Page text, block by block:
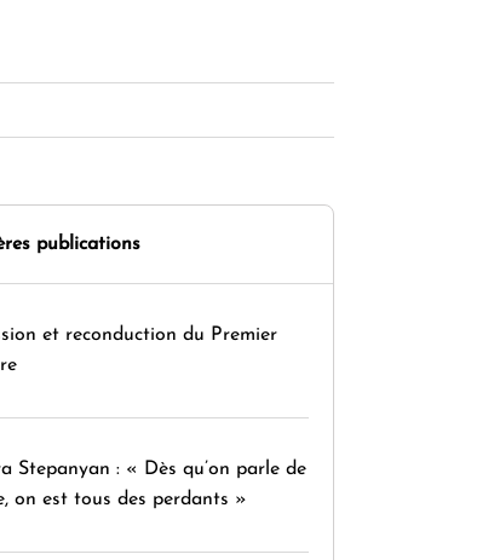
publications
et reconduction du Premier
Stepanyan : « Dès qu’on parle de
on est tous des perdants »